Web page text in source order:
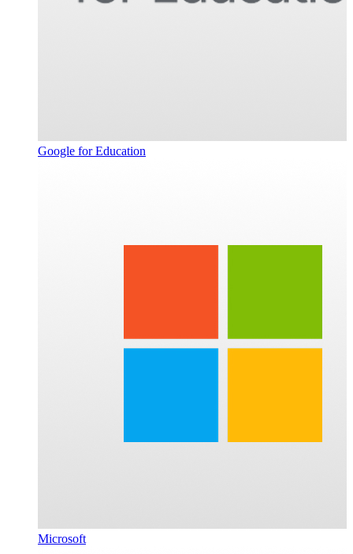
Google for Education
Microsoft